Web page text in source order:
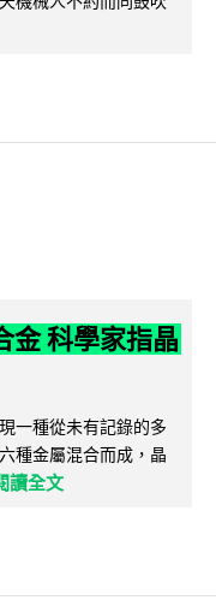
金 科學家指晶
一種從未有記錄的多
種金屬混合而成，晶
讀全文